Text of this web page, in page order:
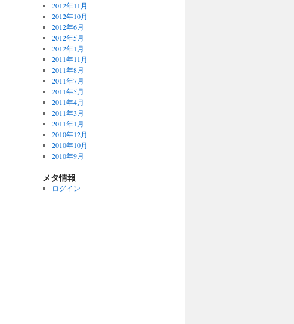
2012年11月
2012年10月
2012年6月
2012年5月
2012年1月
2011年11月
2011年8月
2011年7月
2011年5月
2011年4月
2011年3月
2011年1月
2010年12月
2010年10月
2010年9月
メタ情報
ログイン